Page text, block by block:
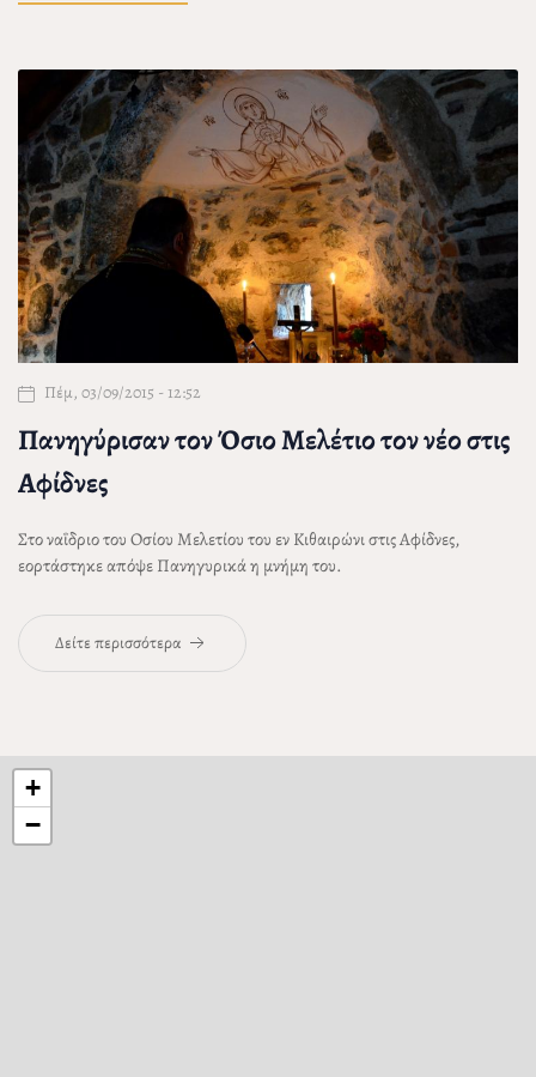
Πέμ, 03/09/2015 - 12:52
Πανηγύρισαν τον Όσιο Μελέτιο τον νέο στις
Αφίδνες
Στο ναΐδριο του Οσίου Μελετίου του εν Κιθαιρώνι στις Αφίδνες,
εορτάστηκε απόψε Πανηγυρικά η μνήμη του.
Δείτε περισσότερα
+
−